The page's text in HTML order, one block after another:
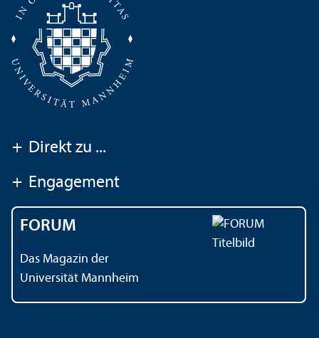
+ Direkt zu ...
+ Engagement
FORUM
Das Magazin der
Universität Mannheim